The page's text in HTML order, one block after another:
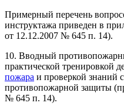
Примерный перечень
инструктажа приведен в
от 12.12.2007 № 645 п. 14).
10. Вводный
практической тренировкой
пожара и проверкой знаний
противопожарной защиты
№ 645 п. 14).